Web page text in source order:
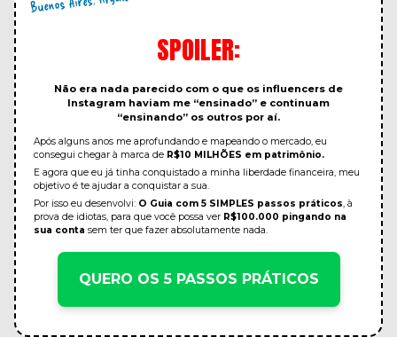
SPOILER:
Não era nada parecido com o que os influencers de
Instagram haviam me “ensinado” e continuam
“ensinando” os outros por aí.
Após alguns anos me aprofundando e mapeando o mercado, eu
consegui chegar à marca de R$10 MILHÕES em patrimônio.
E agora que eu já tinha conquistado a minha liberdade financeira, meu
objetivo é te ajudar a conquistar a sua.
Por isso eu desenvolvi: O Guia com 5 SIMPLES passos práticos, à
prova de idiotas, para que você possa ver R$100.000 pingando na
sua conta sem ter que fazer absolutamente nada.
QUERO OS 5 PASSOS PRÁTICOS